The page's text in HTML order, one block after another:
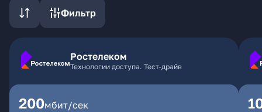
Фильтр
Ростелеком
Технологии доступа. Тест-драйв
200мбит/сек